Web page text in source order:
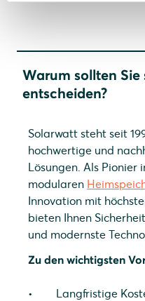
Warum sollten
entscheiden?
Solarwatt steht seit
hochwertige und
Lösungen. Als Pionier
modularen
Innovation mit
bieten Ihnen
und modernste
Zu den wichtigsten
Langfristige